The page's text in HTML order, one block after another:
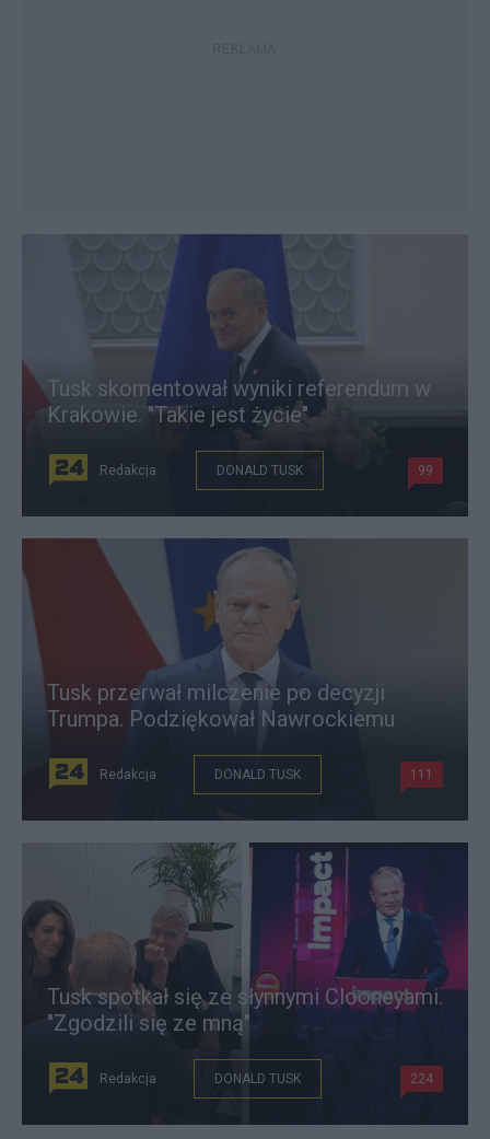
Tusk skomentował wyniki referendum w
Krakowie. "Takie jest życie"
Redakcja DONALD TUSK 99
Tusk przerwał milczenie po decyzji
Trumpa. Podziękował Nawrockiemu
Redakcja DONALD TUSK 111
Tusk spotkał się ze słynnymi Clooneyami.
"Zgodzili się ze mną"
Redakcja DONALD TUSK 224